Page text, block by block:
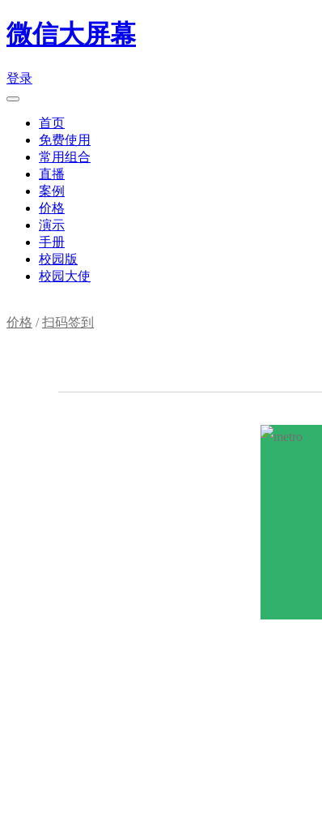
微信大屏幕
登录
首页
免费使用
常用组合
直播
案例
价格
演示
手册
校园版
校园大使
价格 /扫码签到